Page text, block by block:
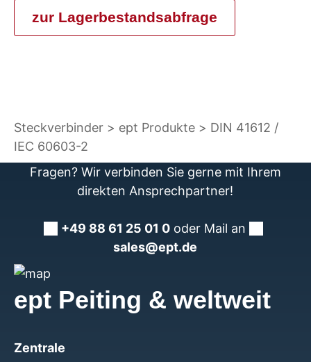
zur Lagerbestandsabfrage
Steckverbinder ept Produkte
DIN 41612 /
IEC 60603-2
Fragen? Wir verbinden Sie gerne mit Ihrem
direkten Ansprechpartner!
+49 88 61 25 01 0 oder Mail an
sales@ept.de
ept Peiting & weltweit
Zentrale